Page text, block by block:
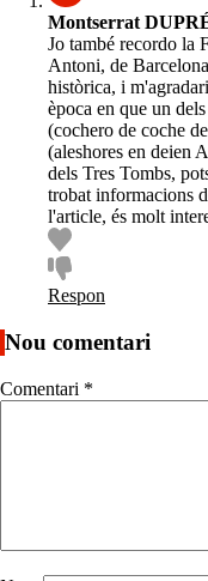
Montserrat
Jo també recordo la
Antoni, de
històrica, i
època en que un
(cochero de coche
(aleshores en deien
dels Tres Tombs,
trobat informacions
l'article, és molt
Respon
Nou comentari
Comentari *